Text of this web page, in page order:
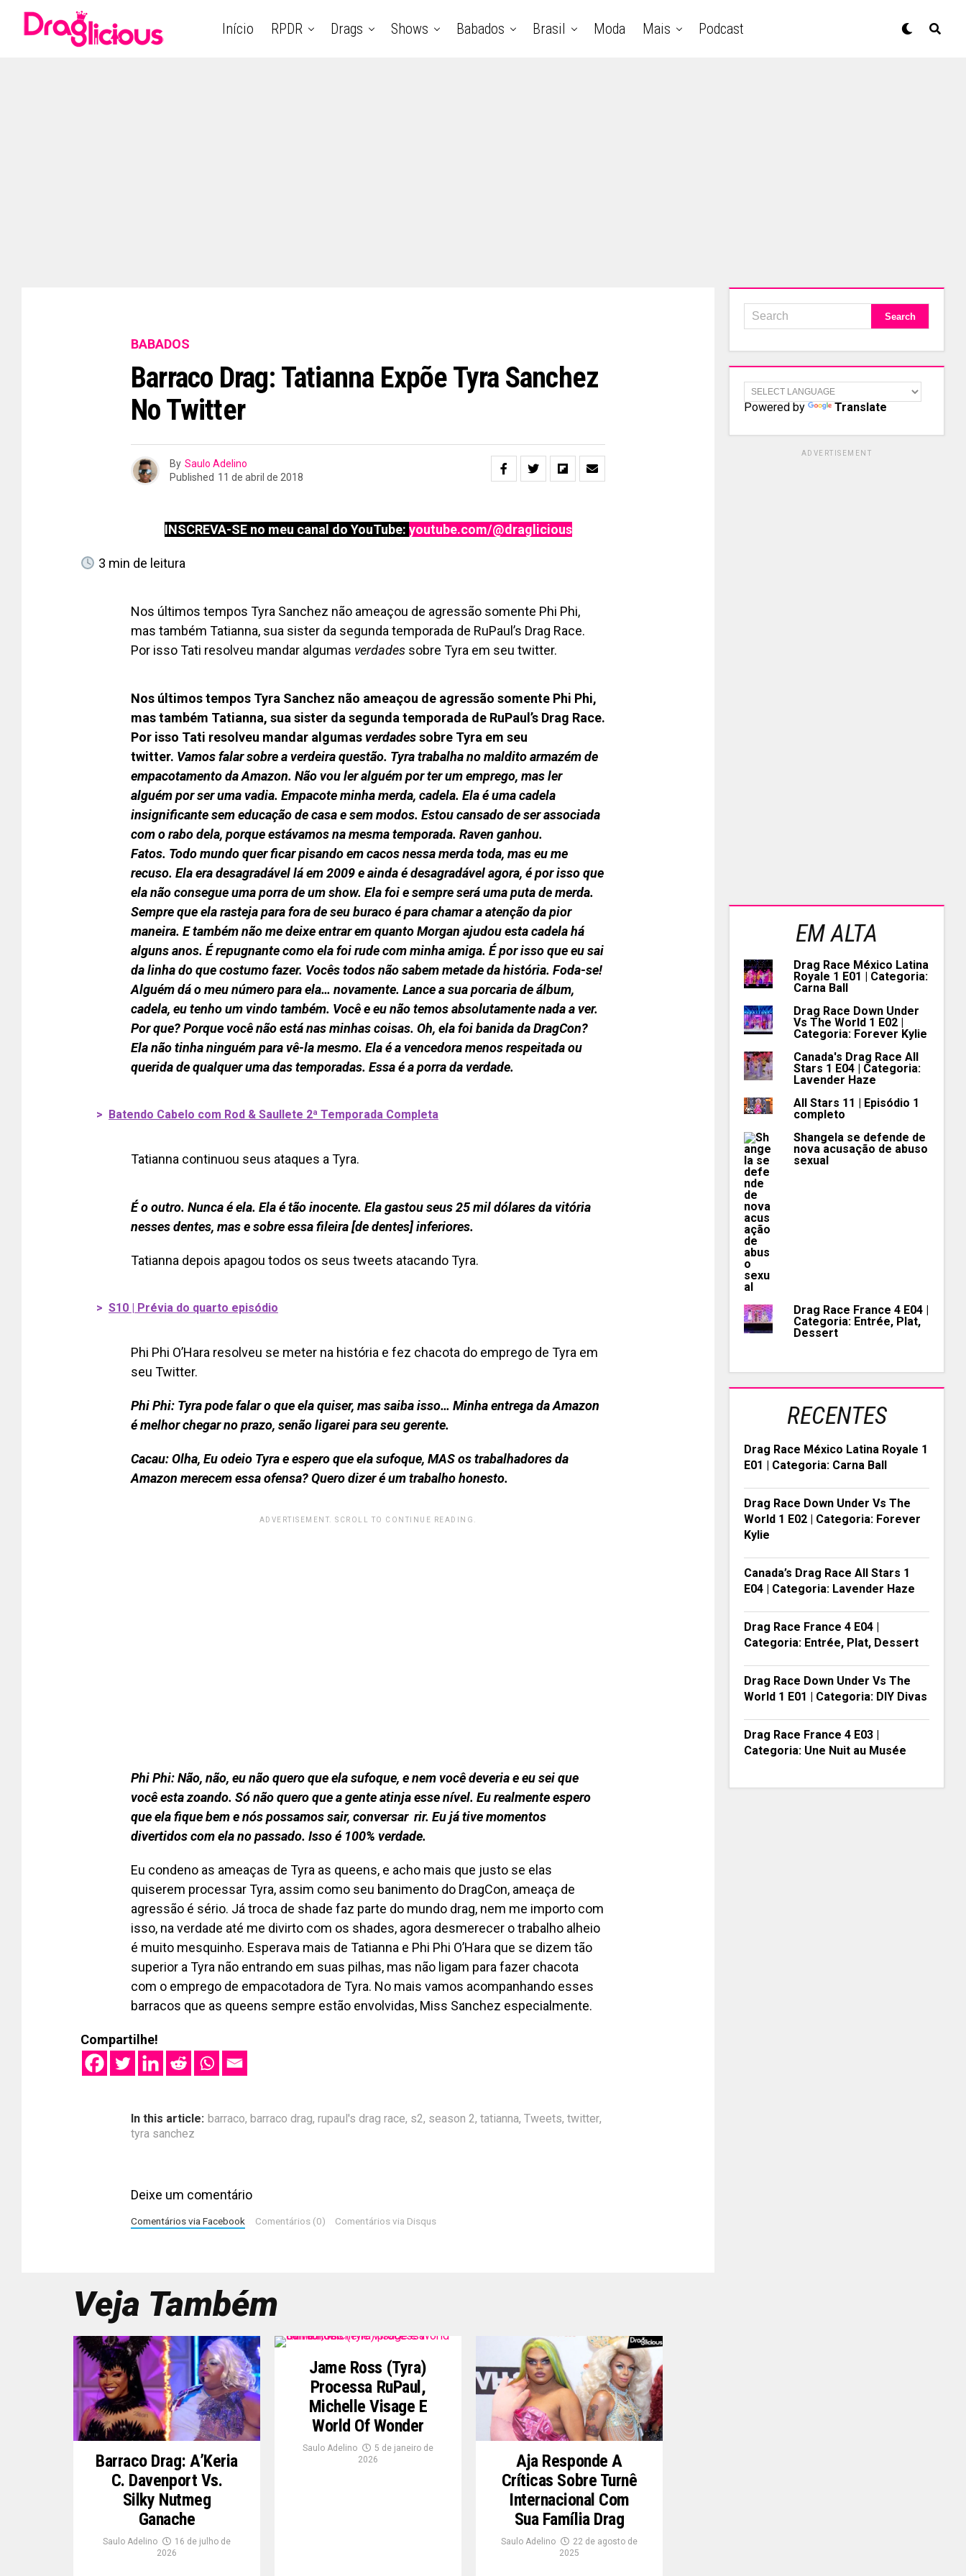
Início RPDR Drags Shows Babados Brasil Moda Mais Podcast
BABADOS
Barraco Drag: Tatianna Expõe Tyra Sanchez
No Twitter
By Saulo Adelino
Published 11 de abril de 2018
INSCREVA-SE no meu canal do YouTube: youtube.com/@draglicious
3 min de leitura
Nos últimos tempos Tyra Sanchez não ameaçou de agressão somente Phi Phi,
mas também Tatianna, sua sister da segunda temporada de RuPaul’s Drag Race.
Por isso Tati resolveu mandar algumas verdades sobre Tyra em seu twitter.
Nos últimos tempos Tyra Sanchez não ameaçou de agressão somente Phi Phi,
mas também Tatianna, sua sister da segunda temporada de RuPaul’s Drag Race.
Por isso Tati resolveu mandar algumasverdadessobre Tyra em seu
twitter. Vamos falar sobre a verdeira questão. Tyra trabalha no maldito armazém de
empacotamento da Amazon. Não vou ler alguém por ter um emprego, mas ler
alguém por ser uma vadia. Empacote minha merda, cadela. Ela é uma cadela
insignificante sem educação de casa e sem modos. Estou cansado de ser associada
com o rabo dela, porque estávamos na mesma temporada. Raven ganhou.
Fatos. Todo mundo quer ficar pisando em cacos nessa merda toda, mas eu me
recuso. Ela era desagradável lá em 2009 e ainda é desagradável agora, é por isso que
ela não consegue uma porra de um show. Ela foi e sempre será uma puta de merda.
Sempre que ela rasteja para fora de seu buraco é para chamar a atenção da pior
maneira. E também não me deixe entrar em quanto Morgan ajudou esta cadela há
alguns anos. É repugnante como ela foi rude com minha amiga. É por isso que eu sai
da linha do que costumo fazer. Vocês todos não sabem metade da história. Foda-se!
Alguém dá o meu número para ela… novamente. Lance a sua porcaria de álbum,
cadela, eu tenho um vindo também. Você e eu não temos absolutamente nada a ver.
Por que? Porque você não está nas minhas coisas. Oh, ela foi banida da DragCon?
Ela não tinha ninguém para vê-la mesmo. Ela é a vencedora menos respeitada ou
querida de qualquer uma das temporadas. Essa é a porra da verdade.
> Batendo Cabelo com Rod & Saullete 2ª Temporada Completa
Tatianna continuou seus ataques a Tyra.
É o outro. Nunca é ela. Ela é tão inocente. Ela gastou seus 25 mil dólares da vitória
nesses dentes, mas e sobre essa fileira [de dentes] inferiores.
Tatianna depois apagou todos os seus tweets atacando Tyra.
> S10 | Prévia do quarto episódio
Phi Phi O’Hara resolveu se meter na história e fez chacota do emprego de Tyra em
seu Twitter.
Phi Phi: Tyra pode falar o que ela quiser, mas saiba isso… Minha entrega da Amazon
é melhor chegar no prazo, senão ligarei para seu gerente.
Cacau: Olha, Eu odeio Tyra e espero que ela sufoque, MAS os trabalhadores da
Amazon merecem essa ofensa? Quero dizer é um trabalho honesto.
ADVERTISEMENT. SCROLL TO CONTINUE READING.
Phi Phi: Não, não, eu não quero que ela sufoque, e nem você deveria e eu sei que
você esta zoando. Só não quero que a gente atinja esse nível. Eu realmente espero
que ela fique bem e nós possamos sair, conversar rir. Eu já tive momentos
divertidos com ela no passado. Isso é 100% verdade.
Eu condeno as ameaças de Tyra as queens, e acho mais que justo se elas
quiserem processar Tyra, assim como seu banimento do DragCon, ameaça de
agressão é sério. Já troca de shade faz parte do mundo drag, nem me importo com
isso, na verdade até me divirto com os shades, agora desmerecer o trabalho alheio
é muito mesquinho. Esperava mais de Tatianna e Phi Phi O’Hara que se dizem tão
superior a Tyra não entrando em suas pilhas, mas não ligam para fazer chacota
com o emprego de empacotadora de Tyra. No mais vamos acompanhando esses
barracos que as queens sempre estão envolvidas, Miss Sanchez especialmente.
Compartilhe!
In this article: barraco, barraco drag, rupaul's drag race, s2, season 2, tatianna, Tweets, twitter,
tyra sanchez
Deixe um comentário
Comentários via Facebook Comentários (0) Comentários via Disqus
Veja Também
Barraco Drag: A’Keria
C. Davenport Vs.
Silky Nutmeg
Ganache
Saulo Adelino
16 de julho de
2026
Jame Ross (Tyra)
Processa RuPaul,
Michelle Visage E
World Of Wonder
Saulo Adelino
5 de janeiro de
2026
Aja Responde A
Críticas Sobre Turnê
Internacional Com
Sua Família Drag
Saulo Adelino
22 de agosto de
2025
Powered by Translate
ADVERTISEMENT
EM ALTA
Drag Race México Latina
Royale 1 E01 | Categoria:
Carna Ball
Drag Race Down Under
Vs The World 1 E02 |
Categoria: Forever Kylie
Canada's Drag Race All
Stars 1 E04 | Categoria:
Lavender Haze
All Stars 11 | Episódio 1
completo
Shangela se defende de
nova acusação de abuso
sexual
Drag Race France 4 E04 |
Categoria: Entrée, Plat,
Dessert
RECENTES
Drag Race México Latina Royale 1
E01 | Categoria: Carna Ball
Drag Race Down Under Vs The
World 1 E02 | Categoria: Forever
Kylie
Canada’s Drag Race All Stars 1
E04 | Categoria: Lavender Haze
Drag Race France 4 E04 |
Categoria: Entrée, Plat, Dessert
Drag Race Down Under Vs The
World 1 E01 | Categoria: DIY Divas
Drag Race France 4 E03 |
Categoria: Une Nuit au Musée